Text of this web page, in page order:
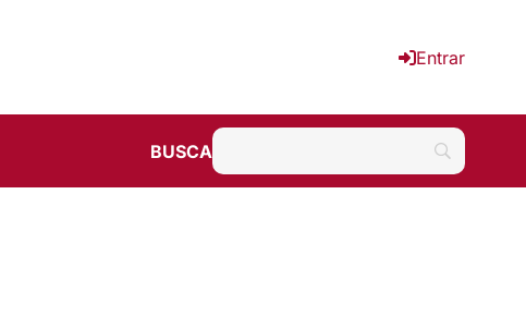
Entrar
BUSCA